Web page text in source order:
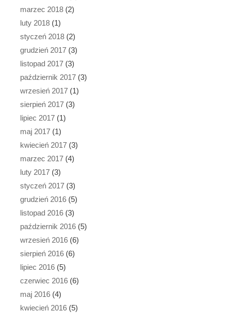
marzec 2018 (2)
luty 2018 (1)
styczeń 2018 (2)
grudzień 2017 (3)
listopad 2017 (3)
październik 2017 (3)
wrzesień 2017 (1)
sierpień 2017 (3)
lipiec 2017 (1)
maj 2017 (1)
kwiecień 2017 (3)
marzec 2017 (4)
luty 2017 (3)
styczeń 2017 (3)
grudzień 2016 (5)
listopad 2016 (3)
październik 2016 (5)
wrzesień 2016 (6)
sierpień 2016 (6)
lipiec 2016 (5)
czerwiec 2016 (6)
maj 2016 (4)
kwiecień 2016 (5)